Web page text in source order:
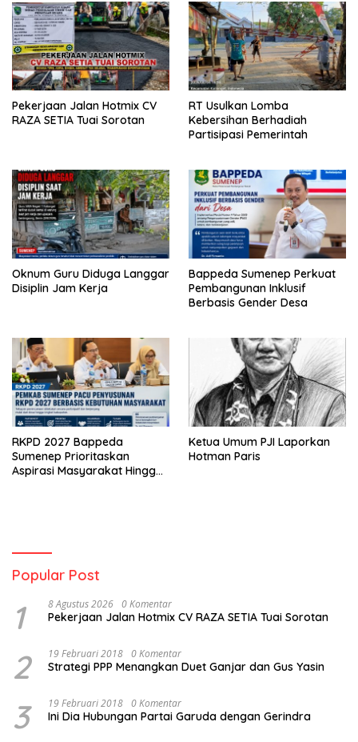
Pekerjaan Jalan Hotmix CV
RAZA SETIA Tuai Sorotan
RT Usulkan Lomba
Kebersihan Berhadiah
Partisipasi Pemerintah
Oknum Guru Diduga Langgar
Disiplin Jam Kerja
Bappeda Sumenep Perkuat
Pembangunan Inklusif
Berbasis Gender Desa
RKPD 2027 Bappeda
Sumenep Prioritaskan
Aspirasi Masyarakat Hingga
Ketua Umum PJI Laporkan
Hotman Paris
Popular Post
1 8 Agustus 2026 0 Komentar
Pekerjaan Jalan Hotmix CV RAZA SETIA Tuai Sorotan
2 19 Februari 2018 0 Komentar
Strategi PPP Menangkan Duet Ganjar dan Gus Yasin
3 19 Februari 2018 0 Komentar
Ini Dia Hubungan Partai Garuda dengan Gerindra